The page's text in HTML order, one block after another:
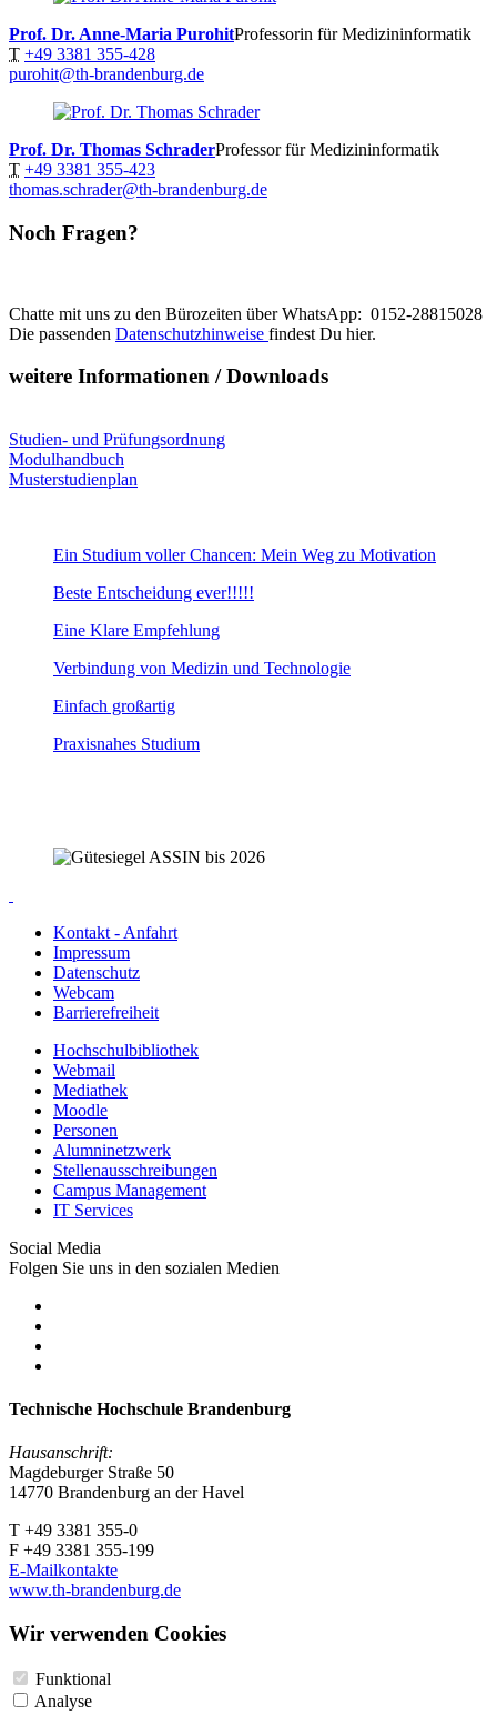
Prof. Dr. Anne-Maria PurohitProfessorin für Medizininformatik
T +49 3381 355-428
purohit@th-brandenburg.de
Prof. Dr. Thomas SchraderProfessor für Medizininformatik
T +49 3381 355-423
thomas.schrader@th-brandenburg.de
Noch Fragen?
Chatte mit uns zu den Bürozeiten über WhatsApp: 0152-28815028
Die passenden Datenschutzhinweise findest Du hier.
weitere Informationen / Downloads
Studien- und Prüfungsordnung
Modulhandbuch
Musterstudienplan
Ein Studium voller Chancen: Mein Weg zu Motivation
Beste Entscheidung ever!!!!!
Eine Klare Empfehlung
Verbindung von Medizin und Technologie
Einfach großartig
Praxisnahes Studium
Kontakt - Anfahrt
Impressum
Datenschutz
Webcam
Barrierefreiheit
Hochschulbibliothek
Webmail
Mediathek
Moodle
Personen
Alumninetzwerk
Stellenausschreibungen
Campus Management
IT Services
Social Media
Folgen Sie uns in den sozialen Medien
Technische Hochschule Brandenburg
Hausanschrift:
Magdeburger Straße 50
14770 Brandenburg an der Havel
T +49 3381 355-0
F +49 3381 355-199
E-Mailkontakte
www.th-brandenburg.de
Wir verwenden Cookies
Funktional
Analyse